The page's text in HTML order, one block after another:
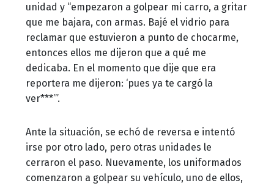
unidad y “empezaron a golpear mi carro, a gritar
que me bajara, con armas. Bajé el vidrio para
reclamar que estuvieron a punto de chocarme,
entonces ellos me dijeron que a qué me
dedicaba. En el momento que dije que era
reportera me dijeron: ‘pues ya te cargó la
ver***’”.
Ante la situación, se echó de reversa e intentó
irse por otro lado, pero otras unidades le
cerraron el paso. Nuevamente, los uniformados
comenzaron a golpear su vehículo, uno de ellos,